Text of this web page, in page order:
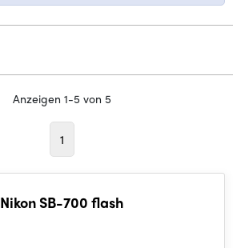
Anzeigen 1-5 von 5
1
Nikon SB-700 flash